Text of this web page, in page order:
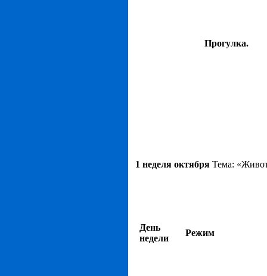
Прогулка.
1 неделя октября Тема:
День
недели
Режим